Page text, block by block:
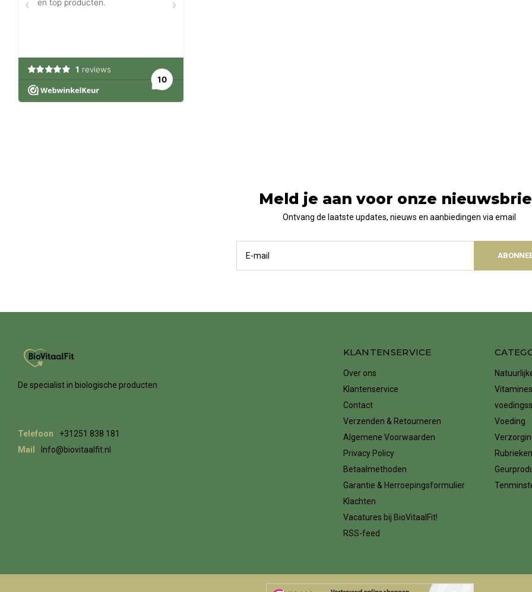
Meld je aan voor onze
Ontvang de laatste updates, nieuws en aanbiedingen via email
De specialist in biologische producten
Telefoon
+31251 838 181
Mail
Info@biovitaalfit.nl
KLANTENSERVICE
Over ons
Klantenservice
Contact
Verzenden & Retourneren
Algemene Voorwaarden
Privacy Policy
Betaalmethoden
Garantie & Herroepingsformulier
Klachten
Vacatures bij BioVitaalFit!
RSS-feed
Voeding
Rubrieken